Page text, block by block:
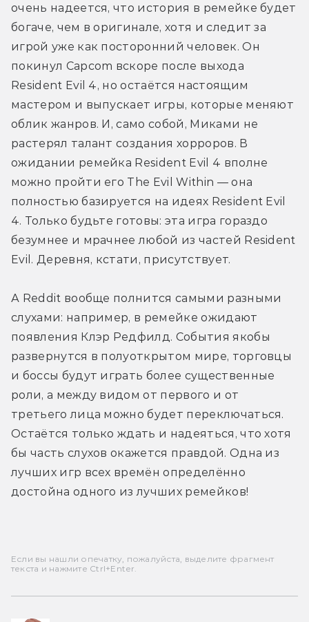
очень надеется, что история в ремейке будет
богаче, чем в оригинале, хотя и следит за
игрой уже как посторонний человек. Он
покинул Capcom вскоре после выхода
Resident Evil 4, но остаётся настоящим
мастером и выпускает игры, которые меняют
облик жанров. И, само собой, Миками не
растерял талант создания хорроров. В
ожидании ремейка Resident Evil 4 вполне
можно пройти его The Evil Within — она
полностью базируется на идеях Resident Evil
4. Только будьте готовы: эта игра гораздо
безумнее и мрачнее любой из частей Resident
Evil. Деревня, кстати, присутствует.
А Reddit вообще полнится самыми разными
слухами: например, в ремейке ожидают
появления Клэр Редфилд. События якобы
развернутся в полуоткрытом мире, торговцы
и боссы будут играть более существенные
роли, а между видом от первого и от
третьего лица можно будет переключаться.
Остаётся только ждать и надеяться, что хотя
бы часть слухов окажется правдой. Одна из
лучших игр всех времён определённо
достойна одного из лучших ремейков!
Если вы нашли опечатку, пожалуйста, выделите фрагмент
текста и нажмите Ctrl+Enter.